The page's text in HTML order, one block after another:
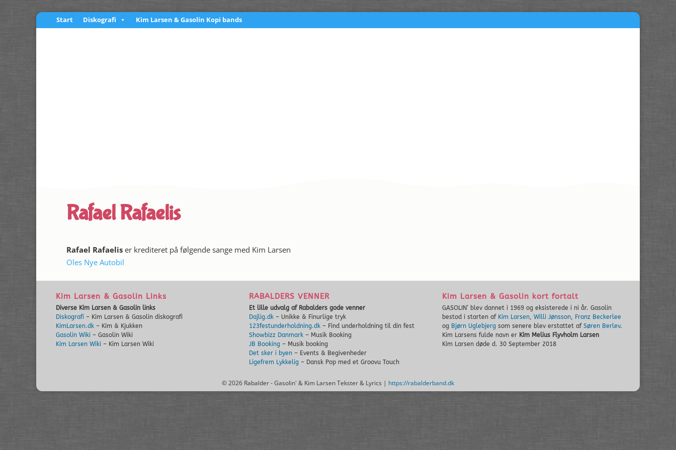
Start Diskografi Kim Larsen & Gasolin Kopi bands
Rafael Rafaelis
Rafael Rafaelis er krediteret på følgende sange med Kim Larsen
Oles Nye Autobil
Kim Larsen & Gasolin Links
Diverse Kim Larsen & Gasolin links
Diskografi – Kim Larsen & Gasolin diskografi
KimLarsen.dk – Kim & Kjukken
Gasolin Wiki – Gasolin Wiki
Kim Larsen Wiki – Kim Larsen Wiki
RABALDERS VENNER
Et lille udvalg af Rabalders gode venner
Dajlig.dk – Unikke & Finurlige tryk
123festunderholdning.dk – Find underholdning til din fest
Showbizz Danmark – Musik Booking
JB Booking – Musik booking
Det sker i byen – Events & Begivenheder
Ligefrem Lykkelig – Dansk Pop med et Groovu Touch
Kim Larsen & Gasolin kort fortalt
GASOLIN’ blev dannet i 1969 og eksisterede i ni år. Gasolin
bestod i starten af Kim Larsen,Willi Jønsson, Franz Beckerlee
og Bjørn Uglebjerg som senere blev erstattet afSøren Berlev.
Kim Larsens fulde navn er Kim Melius Flyvholm Larsen
Kim Larsen døde d. 30 September 2018
©2026 Rabalder - Gasolin' & Kim Larsen Tekster & Lyrics | https://rabalderband.dk